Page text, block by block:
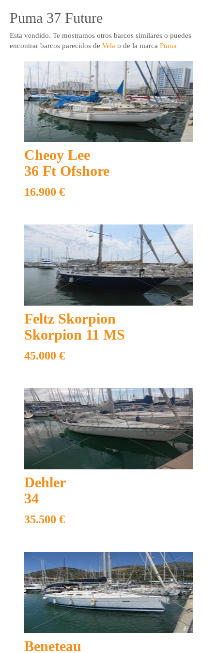
+ 34 93 636 22 11 info@marinaboats.com
Puma 37 Future
Ver todos
Puma 37 Bañera central visible en Tarragona bajo cita previa
Enviar a un amigo
Información adicional
Puma 37 Future
Puma 37 Future
Esta vendido. Te mostramos otros barcos similares o puedes
encontrar barcos parecidos de Vela o de la marca Puma
Cheoy Lee
36 Ft Ofshore
16.900 €
Feltz Skorpion
Skorpion 11 MS
45.000 €
Dehler
34
35.500 €
Beneteau